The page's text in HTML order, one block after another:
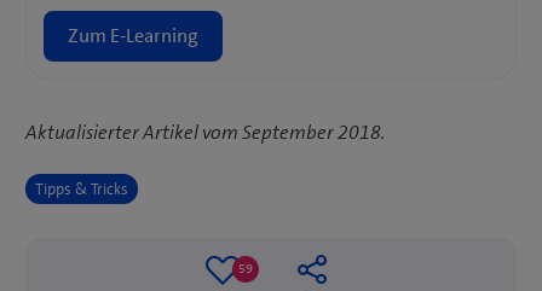
Zum E-Learning
Aktualisierter Artikel vom September 2018.
Tipps & Tricks
59
59